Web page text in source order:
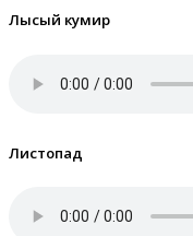
Лысый кумир
Листопад